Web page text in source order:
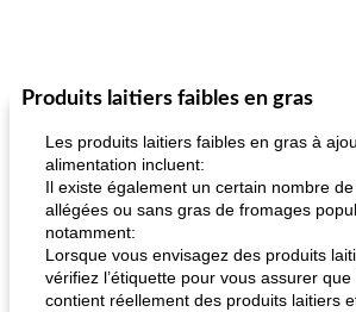
Produits laitiers faibles en gras
Les produits laitiers faibles en gras à
alimentation incluent:
Il existe également un certain nombre
allégées ou sans gras de fromages
notamment:
Lorsque vous envisagez des produits
vérifiez l’étiquette pour vous assurer
contient réellement des produits laitiers